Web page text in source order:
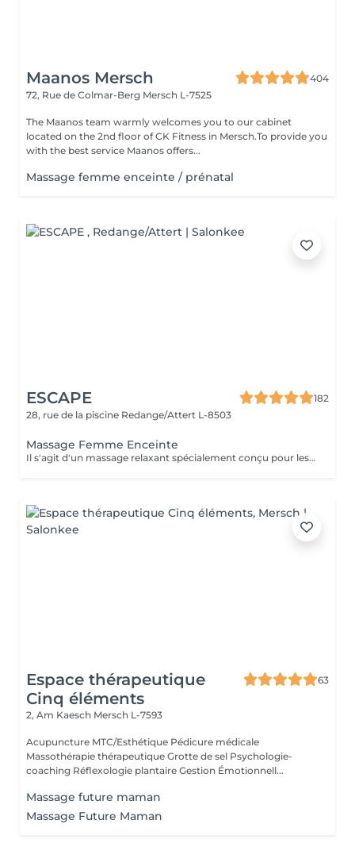
Maanos Mersch
404
72, Rue de Colmar-Berg Mersch L-7525
The Maanos team warmly welcomes you to our cabinet
located on the 2nd floor of CK Fitness in Mersch.To provide you
with the best service Maanos offers...
Massage femme enceinte / prénatal
ESCAPE
182
28, rue de la piscine Redange/Attert L-8503
Massage Femme Enceinte
Il s'agit d'un massage relaxant spécialement conçu pour les femmes enceintes, qui s'effectue couchée sur le côté pour promouvoir le repos et la revitalisation. L'attention est centrée sur le massage des membres inférieurs et du dos. Les huiles essentielles ne sont pas utilisées pour ce type de massage. BÉNÉFICES DU MASSAGE POUR FEMMES ENCEINTES Décontracte le dos, nécessaire dû au poids du bébé. Réduit les tensions musculaires. Aide à éliminer l'anxiété. Si vous êtes sur le point de ramener un petit être au monde, prenez soin de vous mais aussi de lui avec ce massage qui vous est spécialement dédié.
Espace thérapeutique
Cinq éléments
63
2, Am Kaesch Mersch L-7593
Acupuncture MTC/Esthétique Pédicure médicale
Massothérapie thérapeutique Grotte de sel Psychologie-
coaching Réflexologie plantaire Gestion Émotionnell...
Massage future maman
Massage Future Maman